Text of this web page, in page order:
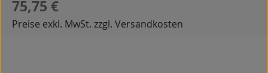
75,75 €
Preise exkl. MwSt. zzgl. Versandkosten